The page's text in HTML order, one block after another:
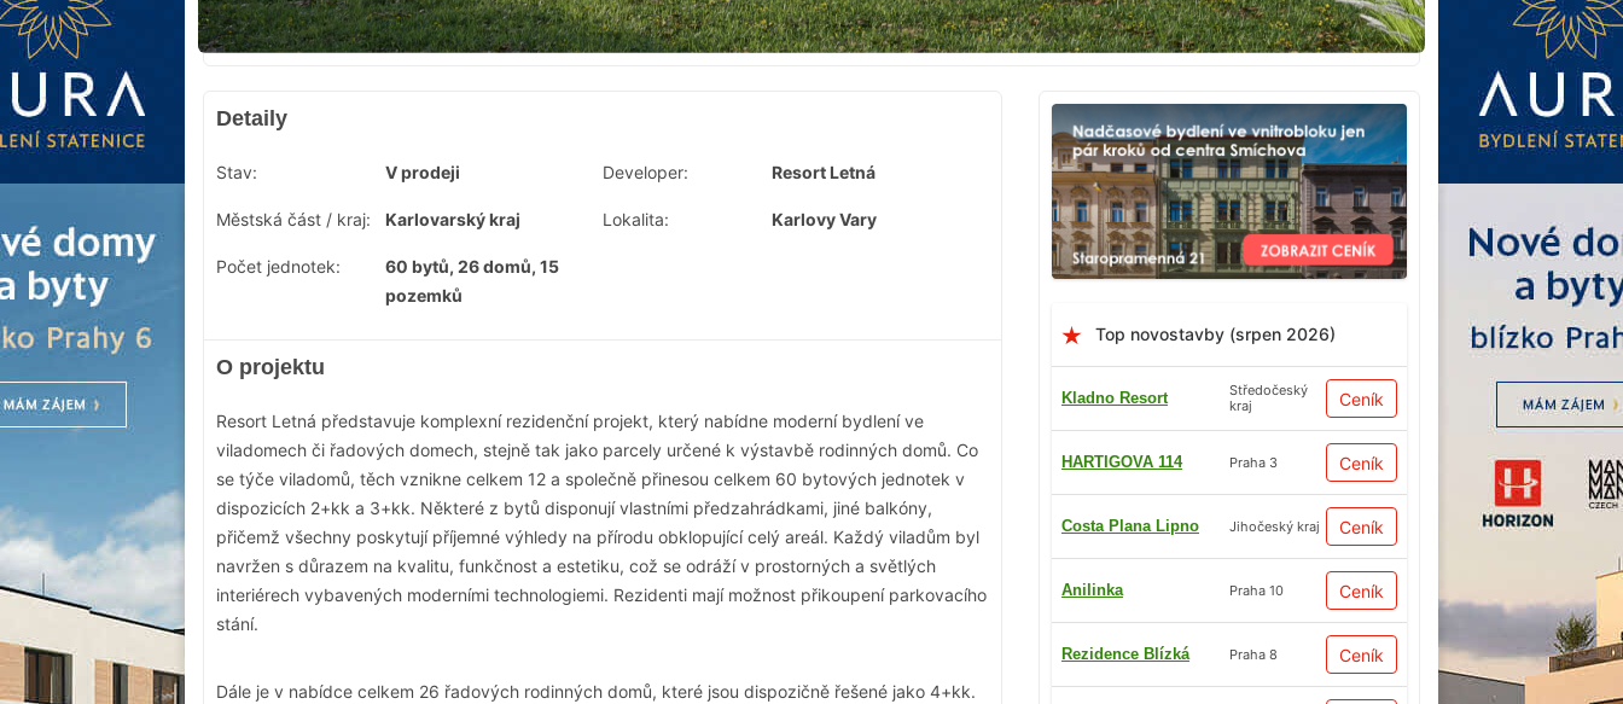
Top novostavby (srpen 2026)
Kladno Resort
Středočeský
kraj
Ceník
HARTIGOVA 114 Praha 3 Ceník
Costa Plana Lipno Jihočeský kraj Ceník
Anilinka Praha 10 Ceník
Rezidence Blízká Praha 8 Ceník
Detaily
Stav: V prodeji Developer: Resort Letná
Městská část / kraj: Karlovarský kraj Lokalita: Karlovy Vary
Počet jednotek:
60 bytů, 26 domů, 15
pozemků
O projektu
Resort Letná představuje komplexní rezidenční projekt, který nabídne moderní bydlení ve
viladomech či řadových domech, stejně tak jako parcely určené k výstavbě rodinných domů. Co
se týče viladomů, těch vznikne celkem 12 a společně přinesou celkem 60 bytových jednotek v
dispozicích 2+kk a 3+kk. Některé z bytů disponují vlastními předzahrádkami, jiné balkóny,
přičemž všechny poskytují příjemné výhledy na přírodu obklopující celý areál. Každý viladům byl
navržen s důrazem na kvalitu, funkčnost a estetiku, což se odráží v prostorných a světlých
interiérech vybavených moderními technologiemi. Rezidenti mají možnost přikoupení parkovacího
stání.
Dále je v nabídce celkem 26 řadových rodinných domů, které jsou dispozičně řešené jako 4+kk.